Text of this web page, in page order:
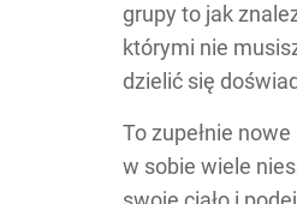
grupy to jak
którymi nie
dzielić się
To zupełnie
w sobie wiele